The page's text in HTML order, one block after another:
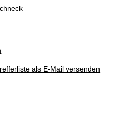
als E-Mail versenden